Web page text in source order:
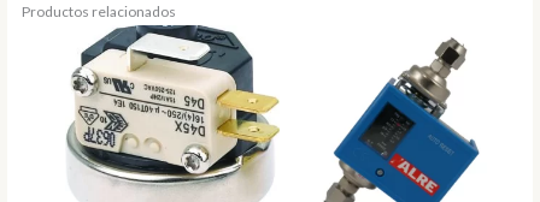
Productos relacionados